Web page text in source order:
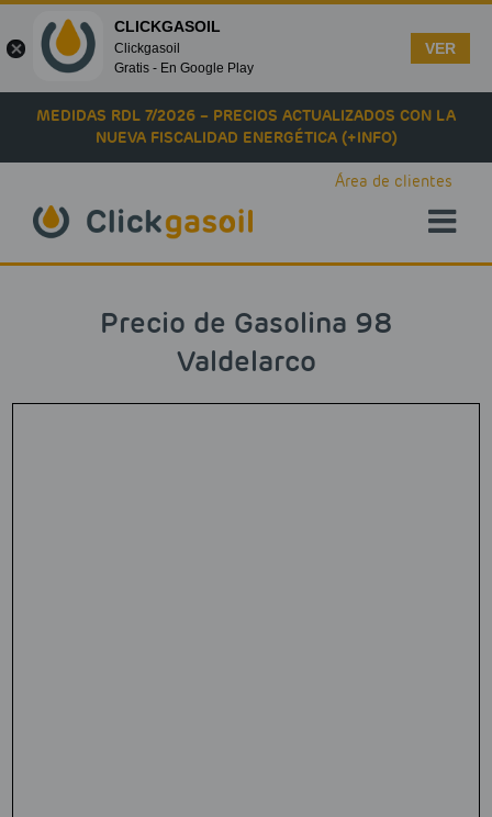
Skip to main content
MEDIDAS RDL 7/2026 – PRECIOS ACTUALIZADOS CON LA
NUEVA FISCALIDAD ENERGÉTICA (+INFO)
Área de clientes
Precio de Gasolina 98
Valdelarco
CLICKGASOIL
Clickgasoil
Gratis - En Google Play
VER